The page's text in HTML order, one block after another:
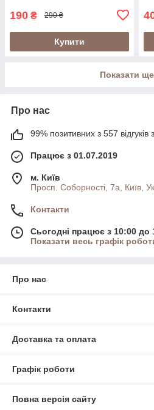
190 ₴ 290 ₴
Купити
Показати ще
Про нас
99% позитивних з 557 відгуків
Працює з 01.07.2019
м. Київ
Просп. Соборності, 7а, Київ,
Контакти
Сьогодні працює з 10:00 до
Показати весь графік
Про нас
Контакти
Доставка та оплата
Графік роботи
Повна версія сайту